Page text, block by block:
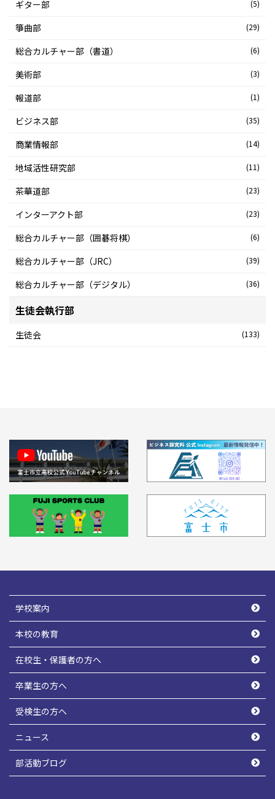
ギター部 (5)
箏曲部 (29)
総合カルチャー部（書道） (6)
美術部 (3)
報道部 (1)
ビジネス部 (35)
商業情報部 (14)
地域活性研究部 (11)
茶華道部 (23)
インターアクト部 (23)
総合カルチャー部（囲碁将棋） (6)
総合カルチャー部（JRC） (39)
総合カルチャー部（デジタル） (36)
生徒会執行部
生徒会 (133)
学校案内
本校の教育
在校生・保護者の方へ
卒業生の方へ
受検生の方へ
ニュース
部活動ブログ